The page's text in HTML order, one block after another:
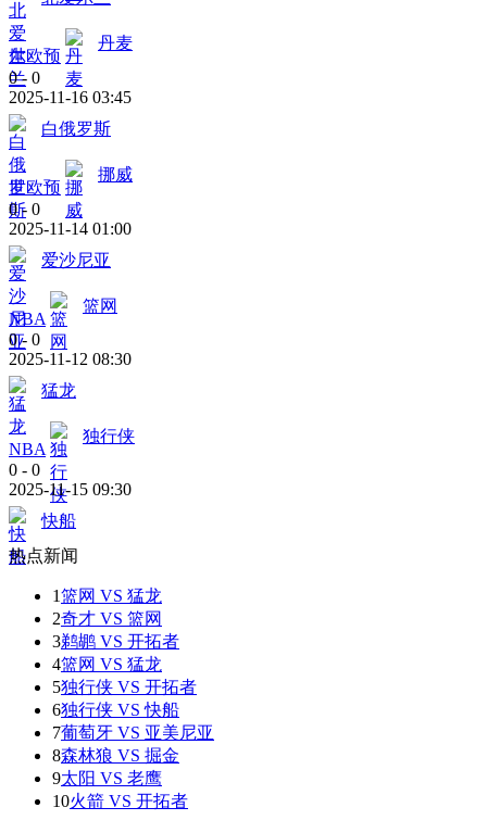
世欧预
丹麦
0 - 0
2025-11-16 03:45
白俄罗斯
世欧预
挪威
0 - 0
2025-11-14 01:00
爱沙尼亚
NBA
篮网
0 - 0
2025-11-12 08:30
猛龙
NBA
独行侠
0 - 0
2025-11-15 09:30
快船
热点新闻
1篮网 VS 猛龙
2奇才 VS 篮网
3鹈鹕 VS 开拓者
4篮网 VS 猛龙
5独行侠 VS 开拓者
6独行侠 VS 快船
7葡萄牙 VS 亚美尼亚
8森林狼 VS 掘金
9太阳 VS 老鹰
10火箭 VS 开拓者